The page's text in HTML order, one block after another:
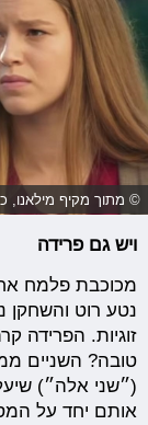
© מתוך מקיף מילאנו,
ויש גם פרידה
מכוכבת פלמח
נטע רוט והשחקן
זוגיות. הפרידה
טובה? השניים
(״שני אלה״)
אותם יחד על